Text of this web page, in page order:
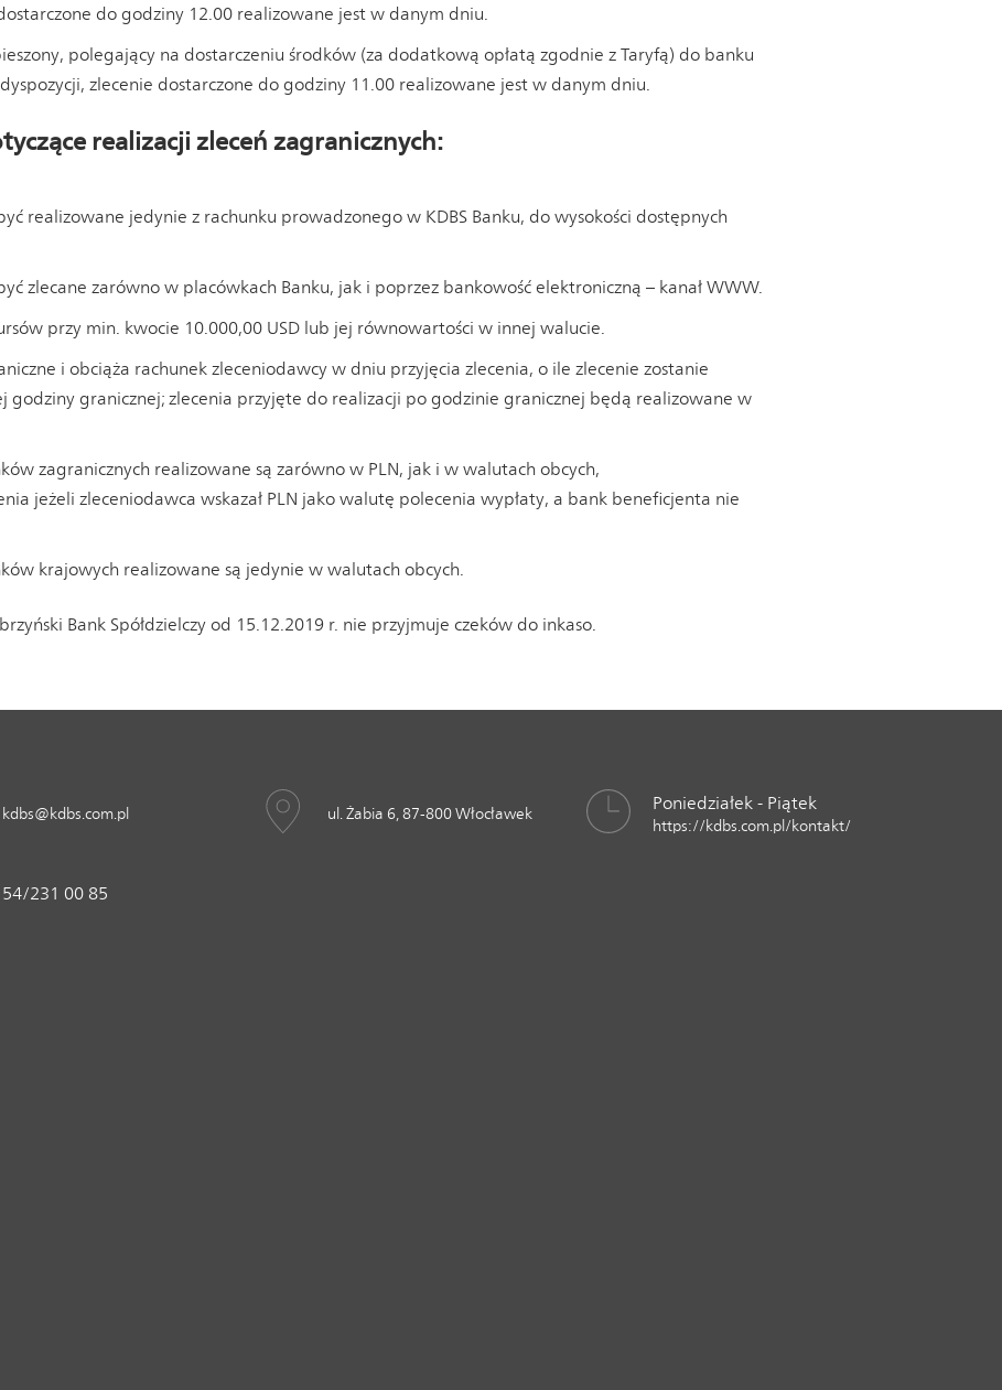
do godziny 12.00 realizowane jest w danym dniu.
polegający na dostarczeniu środków (za dodatkową opłatą zgodnie z Taryfą) do banku
zlecenie dostarczone do godziny 11.00 realizowane jest w danym dniu.
realizacji zleceń zagranicznych:
realizowane jedynie z rachunku prowadzonego w KDBS Banku, do wysokości dostępnych
zlecane zarówno w placówkach Banku, jak i poprzez bankowość elektroniczną – kanał WWW.
przy min. kwocie 10.000,00 USD lub jej równowartości w innej walucie.
i obciąża rachunek zleceniodawcy w dniu przyjęcia zlecenia, o ile zlecenie zostanie
godziny granicznej; zlecenia przyjęte do realizacji po godzinie granicznej będą realizowane w
zagranicznych realizowane są zarówno w PLN, jak i w walutach obcych,
jeżeli zleceniodawca wskazał PLN jako walutę polecenia wypłaty, a bank beneficjenta nie
krajowych realizowane są jedynie w walutach obcych.
Bank Spółdzielczy od 15.12.2019 r. nie przyjmuje czeków do inkaso.
kdbs@kdbs.com.pl
54/231 00 85
ul. Żabia 6, 87-800 Włocławek
Poniedziałek - Piątek
https://kdbs.com.pl/kontakt/